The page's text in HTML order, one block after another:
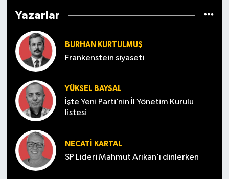
Yazarlar
BURHAN KURTULMUŞ
Frankenstein siyaseti
YÜKSEL BAYSAL
İşte Yeni Parti’nin İl Yönetim Kurulu
listesi
NECATI KARTAL
SP Lideri Mahmut Arıkan’ı dinlerken